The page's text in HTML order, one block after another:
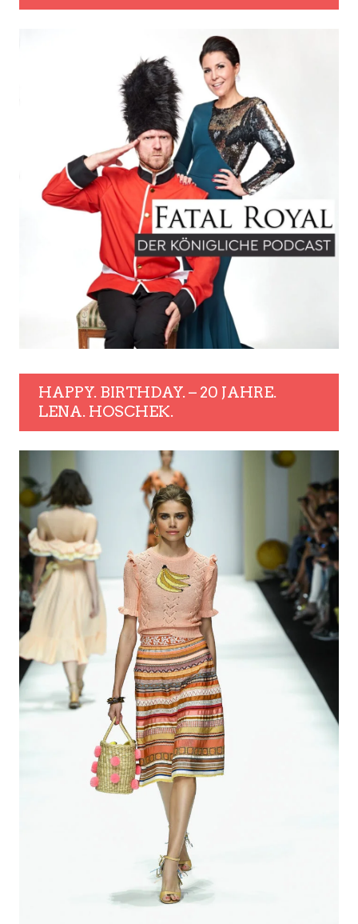
HAPPY. BIRTHDAY. – 20 JAHRE.
LENA. HOSCHEK.